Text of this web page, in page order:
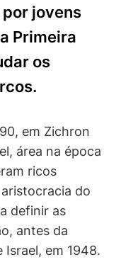
jovens
Primeira
os
em Zichron
área na época
ricos
do
definir as
antes da
em 1948.